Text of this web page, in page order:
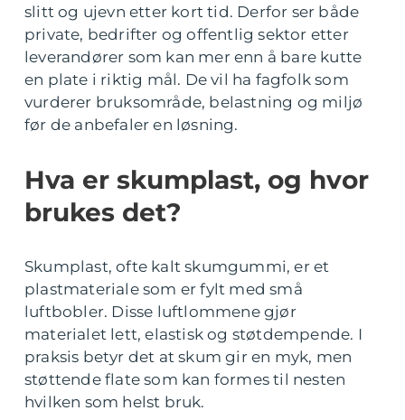
slitt og ujevn etter kort tid. Derfor ser både
private, bedrifter og offentlig sektor etter
leverandører som kan mer enn å bare kutte
en plate i riktig mål. De vil ha fagfolk som
vurderer bruksområde, belastning og miljø
før de anbefaler en løsning.
Hva er skumplast, og hvor
brukes det?
Skumplast, ofte kalt skumgummi, er et
plastmateriale som er fylt med små
luftbobler. Disse luftlommene gjør
materialet lett, elastisk og støtdempende. I
praksis betyr det at skum gir en myk, men
støttende flate som kan formes til nesten
hvilken som helst bruk.